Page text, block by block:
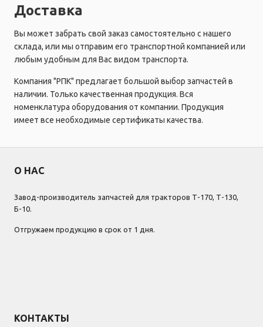
Доставка
Вы может забрать свой заказ самостоятельно с нашего
склада, или мы отправим его транспортной компанией или
любым удобным для Вас видом транспорта.
Компания "РПК" предлагает большой выбор запчастей в
наличии. Только качественная продукция. Вся
номенклатура оборудования от компании. Продукция
имеет все необходимые сертификаты качества.
О НАС
Завод-производитель запчастей для тракторов Т-170, Т-130,
Б-10.
Отгружаем продукцию в срок от 1 дня.
КОНТАКТЫ